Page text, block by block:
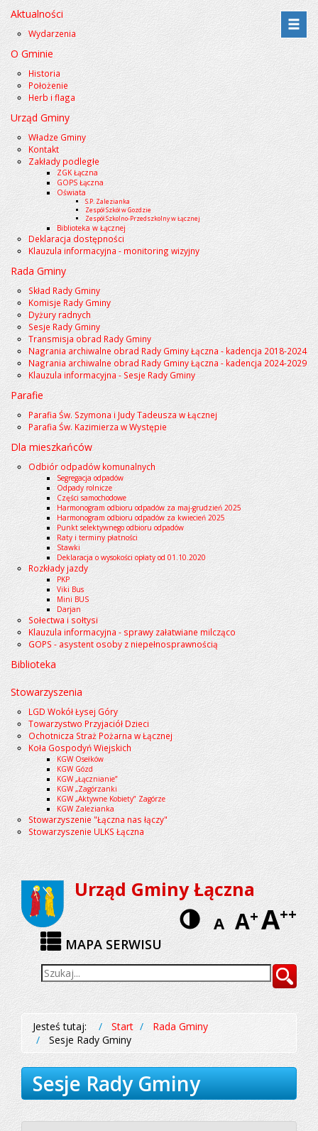
Aktualności
Wydarzenia
O Gminie
Historia
Położenie
Herb i flaga
Urząd Gminy
Władze Gminy
Kontakt
Zakłady podległe
ZGK Łączna
GOPS Łączna
Oświata
S.P. Zalezianka
Zespół Szkół w Gozdzie
Zespół Szkolno-Przedszkolny w Łącznej
Biblioteka w Łącznej
Deklaracja dostępności
Klauzula informacyjna - monitoring wizyjny
Rada Gminy
Skład Rady Gminy
Komisje Rady Gminy
Dyżury radnych
Sesje Rady Gminy
Transmisja obrad Rady Gminy
Nagrania archiwalne obrad Rady Gminy Łączna - kadencja 2018-2024
Nagrania archiwalne obrad Rady Gminy Łączna - kadencja 2024-2029
Klauzula informacyjna - Sesje Rady Gminy
Parafie
Parafia Św. Szymona i Judy Tadeusza w Łącznej
Parafia Św. Kazimierza w Występie
Dla mieszkańców
Odbiór odpadów komunalnych
Segregacja odpadów
Odpady rolnicze
Części samochodowe
Harmonogram odbioru odpadów za maj-grudzień 2025
Harmonogram odbioru odpadów za kwiecień 2025
Punkt selektywnego odbioru odpadów
Raty i terminy płatności
Stawki
Deklaracja o wysokości opłaty od 01.10.2020
Rozkłady jazdy
PKP
Viki Bus
Mini BUS
Darjan
Sołectwa i sołtysi
Klauzula informacyjna - sprawy załatwiane milcząco
GOPS - asystent osoby z niepełnosprawnością
Biblioteka
Stowarzyszenia
LGD Wokół Łysej Góry
Towarzystwo Przyjaciół Dzieci
Ochotnicza Straż Pożarna w Łącznej
Koła Gospodyń Wiejskich
KGW Osełków
KGW Gózd
KGW „Łącznianie”
KGW „Zagórzanki
KGW „Aktywne Kobiety” Zagórze
KGW Zalezianka
Stowarzyszenie "Łączna nas łączy"
Stowarzyszenie ULKS Łączna
Przejdź
do
menu
Przejdź
do
treści
Urząd Gminy Łączna
A A+A++
Wersja
MAPA SERWISU
Wyszukiwarka Szukaj
Jesteś tutaj: Start
Rada Gminy
Sesje Rady Gminy
Sesje Rady Gminy